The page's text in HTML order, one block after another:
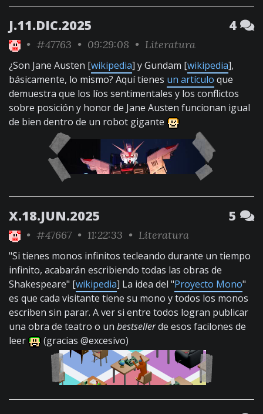
J.11.DIC.2025 4
• #47763 • 09:29:08 • Literatura
¿Son Jane Austen [wikipedia] y Gundam [wikipedia],
básicamente, lo mismo? Aquí tienes un artículo que
demuestra que los líos sentimentales y los conflictos
sobre posición y honor de Jane Austen funcionan igual
de bien dentro de un robot gigante
X.18.JUN.2025 5
• #47667 • 11:22:33 • Literatura
"Si tienes monos infinitos tecleando durante un tiempo
infinito, acabarán escribiendo todas las obras de
Shakespeare" [wikipedia] La idea del "Proyecto Mono"
es que cada visitante tiene su mono y todos los monos
escriben sin parar. A ver si entre todos logran publicar
una obra de teatro o un bestsellerde esos facilones de
leer
(gracias @excesivo)